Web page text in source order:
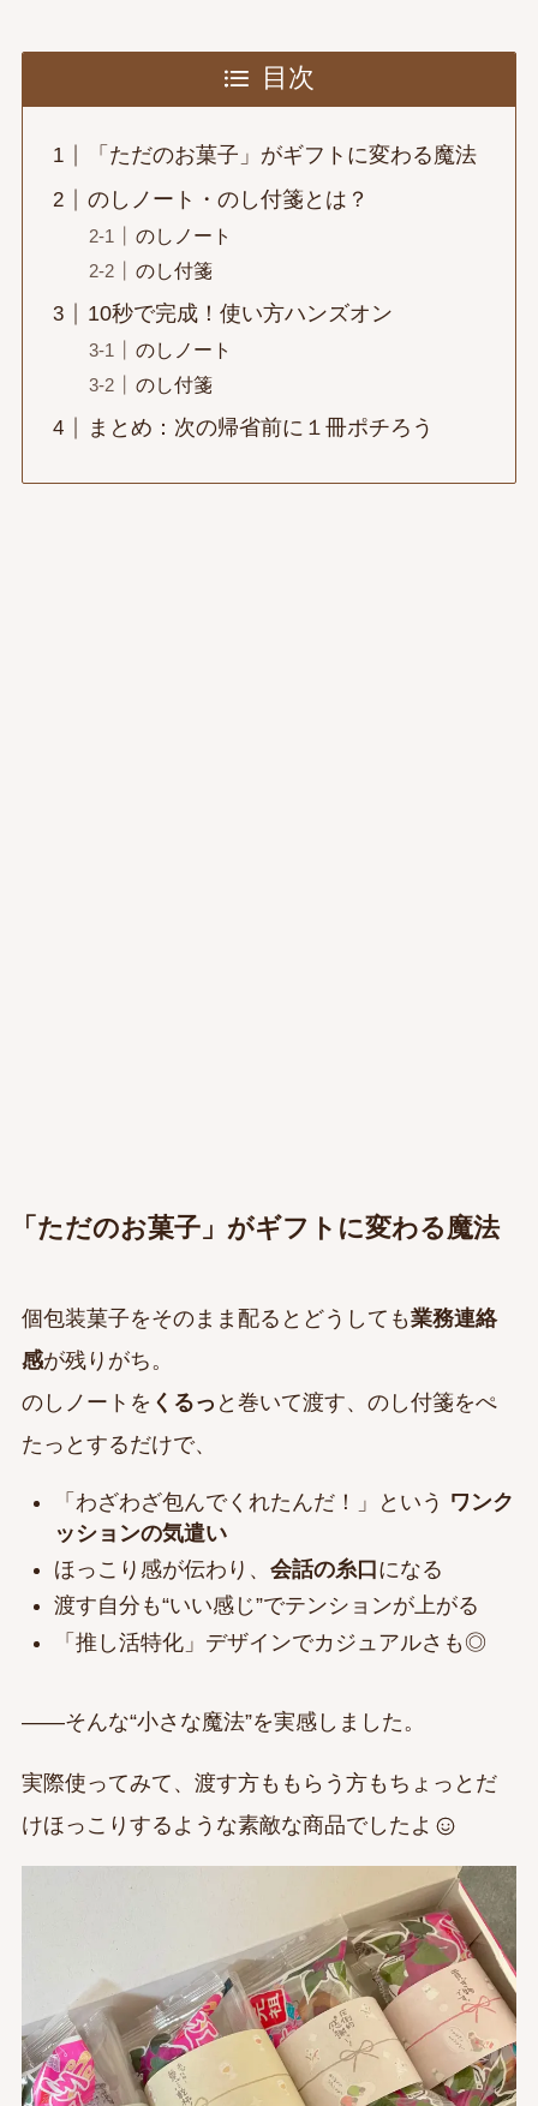
目次
「ただのお菓子」がギフトに変わる魔法
のしノート・のし付箋とは？
のしノート
のし付箋
10秒で完成！使い方ハンズオン
のしノート
のし付箋
まとめ：次の帰省前に１冊ポチろう
「ただのお菓子」がギフトに変わる魔法
個包装菓子をそのまま配るとどうしても業務連絡
感が残りがち。
のしノートを くるっ と巻いて渡す、のし付箋をぺ
たっとするだけで、
「わざわざ包んでくれたんだ！」という ワンク
ッションの気遣い
ほっこり感が伝わり、 会話の糸口になる
渡す自分も“いい感じ”でテンションが上がる
「推し活特化」デザインでカジュアルさも◎
——そんな“小さな魔法”を実感しました。
実際使ってみて、渡す方ももらう方もちょっとだ
けほっこりするような素敵な商品でしたよ